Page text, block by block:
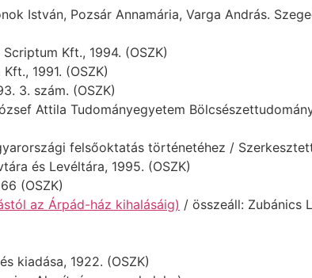
István, Pozsár Annamária, Varga András.
Kft., 1994. (OSZK)
1991. (OSZK)
3. szám. (OSZK)
Attila Tudományegyetem
felsőoktatás történetéhez /
és Levéltára, 1995. (OSZK)
(OSZK)
az Árpád-ház kihalásáig) / összeáll: Zubánics
kiadása, 1922. (OSZK)